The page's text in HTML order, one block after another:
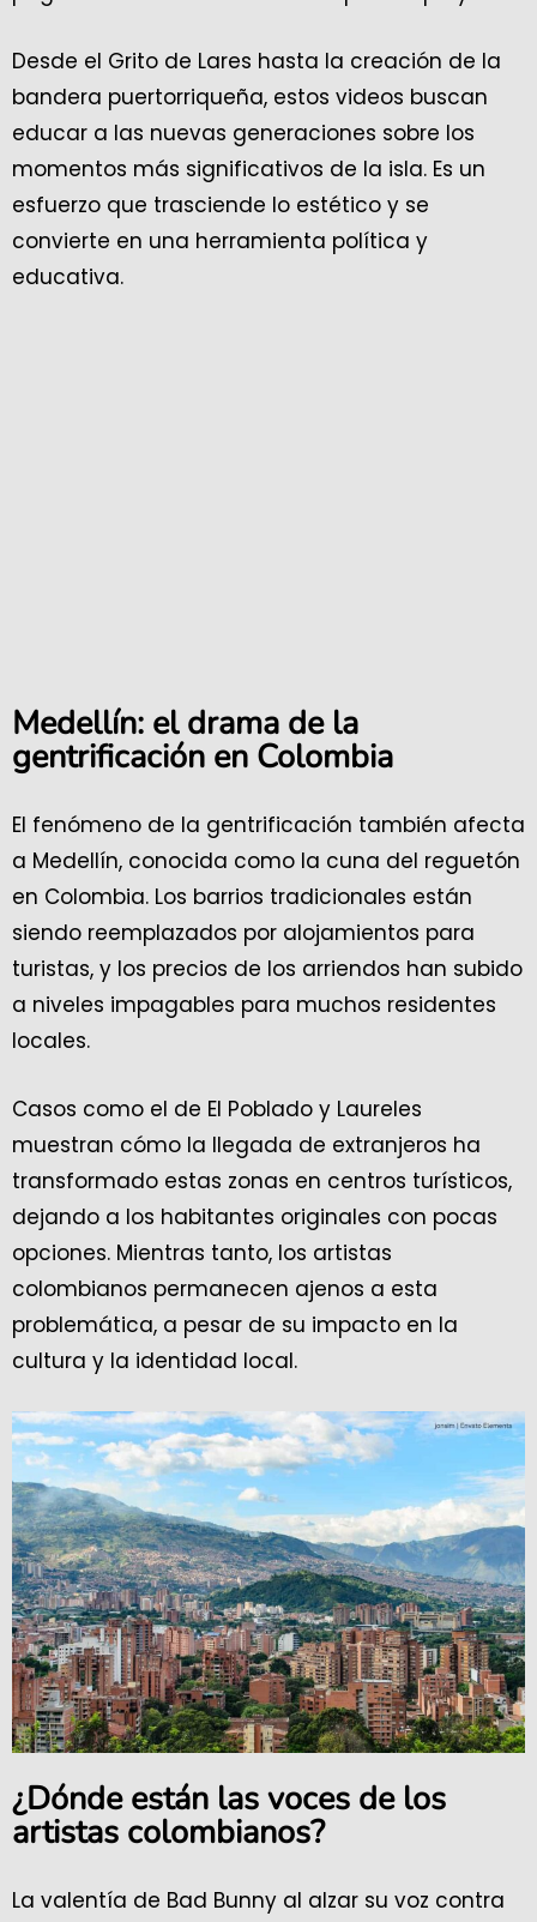
Desde el Grito de Lares hasta la creación de la
bandera puertorriqueña, estos videos buscan
educar a las nuevas generaciones sobre los
momentos más significativos de la isla. Es un
esfuerzo que trasciende lo estético y se
convierte en una herramienta política y
educativa.
Medellín: el drama de la
gentrificación en Colombia
El fenómeno de la gentrificación también afecta
a Medellín, conocida como la cuna del reguetón
en Colombia. Los barrios tradicionales están
siendo reemplazados por alojamientos para
turistas, y los precios de los arriendos han subido
a niveles impagables para muchos residentes
locales.
Casos como el de El Poblado y Laureles
muestran cómo la llegada de extranjeros ha
transformado estas zonas en centros turísticos,
dejando a los habitantes originales con pocas
opciones. Mientras tanto, los artistas
colombianos permanecen ajenos a esta
problemática, a pesar de su impacto en la
cultura y la identidad local.
¿Dónde están las voces de los
artistas colombianos?
La valentía de Bad Bunny al alzar su voz contra